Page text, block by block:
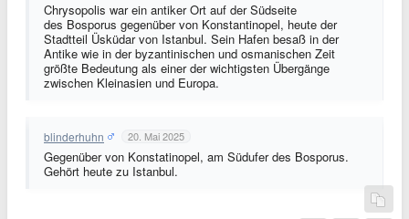
Chrysopolis war ein antiker Ort auf der Südseite
des Bosporus gegenüber von Konstantinopel, heute der
Stadtteil Üsküdar von Istanbul. Sein Hafen besaß in der
Antike wie in der byzantinischen und osmanischen Zeit
größte Bedeutung als einer der wichtigsten Übergänge
zwischen Kleinasien und Europa.
blinderhuhn 20. Mai 2025
Gegenüber von Konstatinopel, am Südufer des Bosporus.
Gehört heute zu Istanbul.